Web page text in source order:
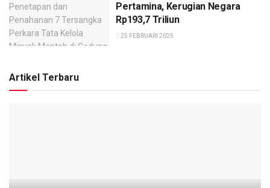
Pertamina, Kerugian Negara
Rp193,7 Triliun
25 FEBRUARI 2025
Artikel Terbaru